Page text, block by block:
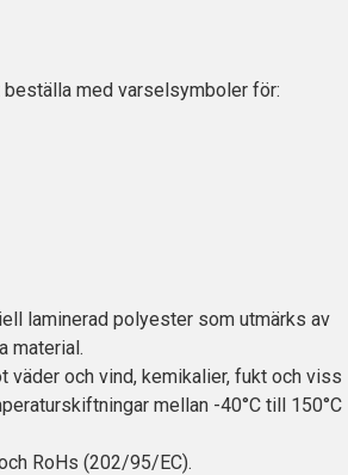
med varselsymboler för:
laminerad polyester som utmärks av
material.
väder och vind, kemikalier, fukt och viss
mellan -40°C till 150°C
RoHs (202/95/EC).